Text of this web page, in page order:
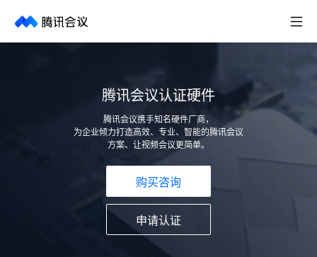
取消
腾讯会议认证硬件
腾讯会议携手知名硬件厂商，
为企业倾力打造高效、专业、智能的腾讯会议
方案、让视频会议更简单。
购买咨询
申请认证